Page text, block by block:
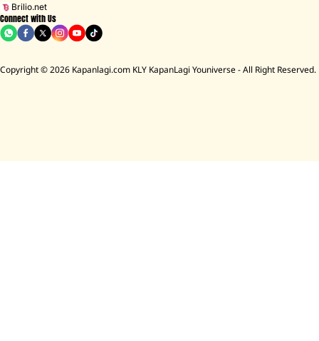
Brilio.net
Connect with Us
Copyright © 2026 Kapanlagi.com KLY KapanLagi Youniverse - All Right Reserved.